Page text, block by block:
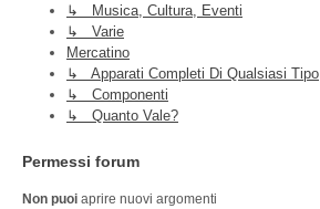
↳ Musica, Cultura, Eventi
↳ Varie
Mercatino
↳ Apparati Completi Di Qualsiasi Tipo
↳ Componenti
↳ Quanto Vale?
Permessi forum
Non puoi aprire nuovi argomenti